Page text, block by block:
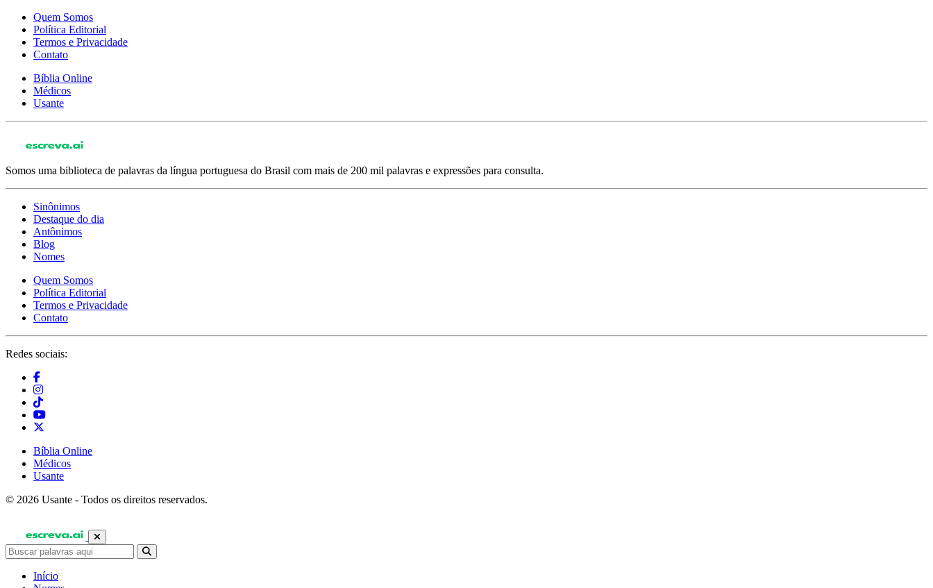
Quem Somos
Política Editorial
Termos e Privacidade
Contato
Bíblia Online
Médicos
Usante
Somos uma biblioteca de palavras da língua portuguesa do Brasil com mais de 200 mil palavras e expressões para consulta.
Sinônimos
Destaque do dia
Antônimos
Blog
Nomes
Quem Somos
Política Editorial
Termos e Privacidade
Contato
Redes sociais:
Bíblia Online
Médicos
Usante
© 2026 Usante - Todos os direitos reservados.
Início